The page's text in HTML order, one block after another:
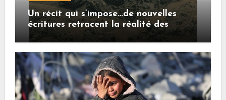
Un récit qui s’impose…de nouvelles
écritures retracent la réalité des
crimes sionistes à Gaza